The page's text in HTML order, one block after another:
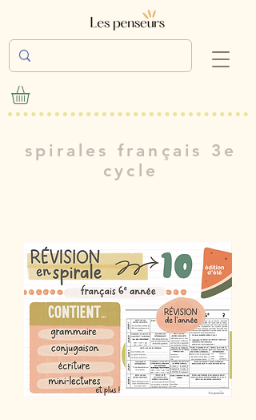
spirales français 3e
cycle